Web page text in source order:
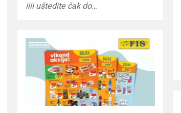
iiii uštedite čak do…